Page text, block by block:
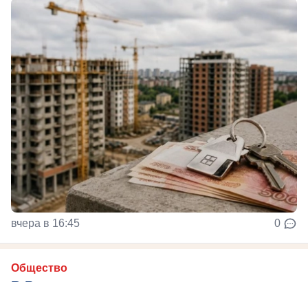
вчера в 16:45 0
Общество